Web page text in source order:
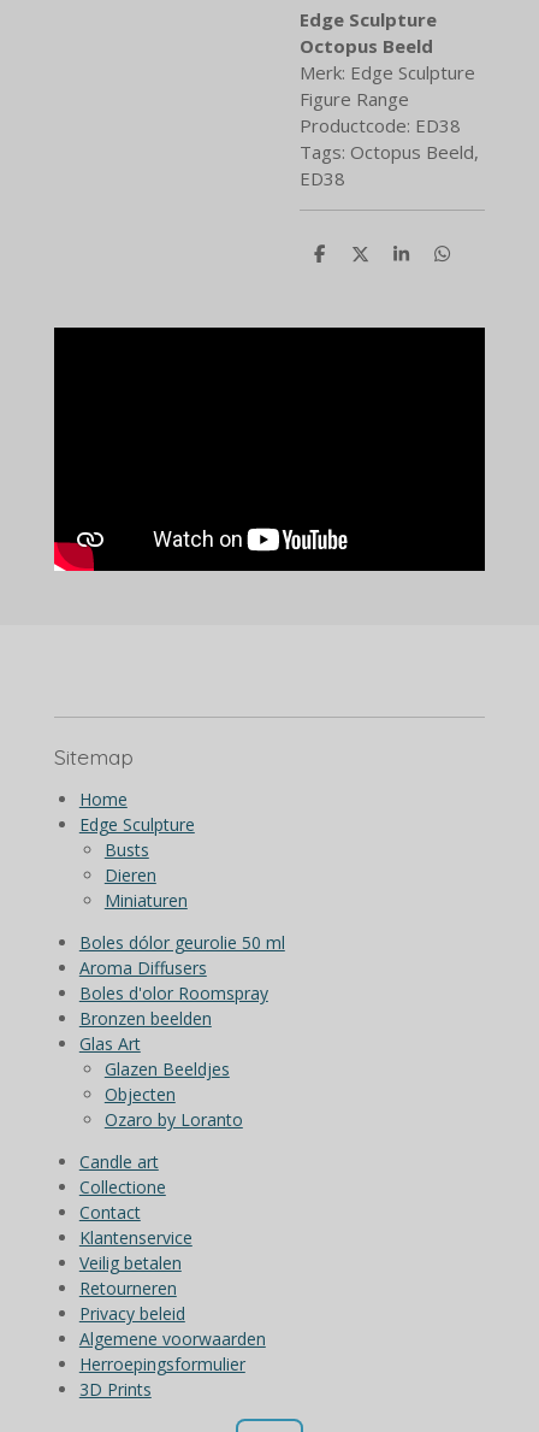
Edge Sculpture
Octopus Beeld
Merk: Edge Sculpture
Figure Range
Productcode: ED38
Tags: Octopus Beeld,
ED38
D
n
D
S
e
D
n
Sitemap
Home
Edge Sculpture
Busts
Dieren
Miniaturen
Boles dólor geurolie 50 ml
Aroma Diffusers
Boles d'olor Roomspray
Bronzen beelden
Glas Art
Glazen Beeldjes
Objecten
Ozaro by Loranto
Candle art
Collectione
Contact
Klantenservice
Veilig betalen
Retourneren
Privacy beleid
Algemene voorwaarden
Herroepingsformulier
3D Prints